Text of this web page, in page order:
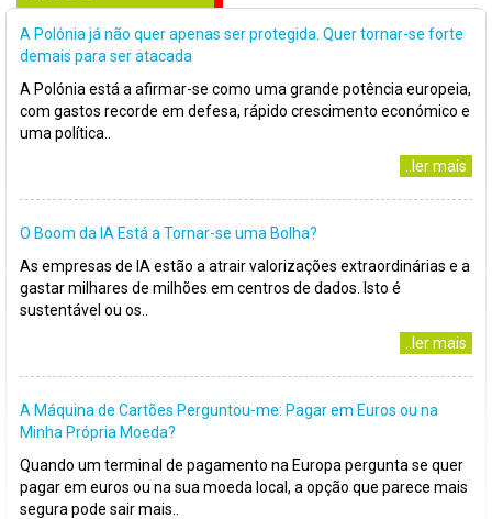
A Polónia já não quer apenas ser protegida. Quer tornar-se forte
demais para ser atacada
A Polónia está a afirmar-se como uma grande potência europeia,
com gastos recorde em defesa, rápido crescimento económico e
uma política..
..ler mais
O Boom da IA Está a Tornar-se uma Bolha?
As empresas de IA estão a atrair valorizações extraordinárias e a
gastar milhares de milhões em centros de dados. Isto é
sustentável ou os..
..ler mais
A Máquina de Cartões Perguntou-me: Pagar em Euros ou na
Minha Própria Moeda?
Quando um terminal de pagamento na Europa pergunta se quer
pagar em euros ou na sua moeda local, a opção que parece mais
segura pode sair mais..